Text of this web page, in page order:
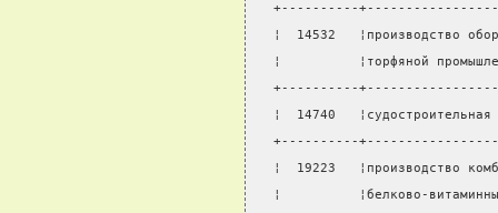
+----------
¦  14532
¦          ¦торфяной
+----------
¦  14740
+----------
¦  19223
¦          ¦белково-